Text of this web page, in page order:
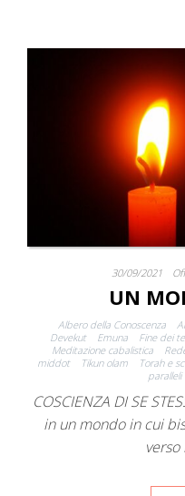
30/09/2021
UN
Albero della Conoscenza
Devekut
Emuna Fine dei
Meditazione cabalistica
middot
Tikun olam Torah e
paralleli
COSCIENZA DI SE
in un mondo in cui